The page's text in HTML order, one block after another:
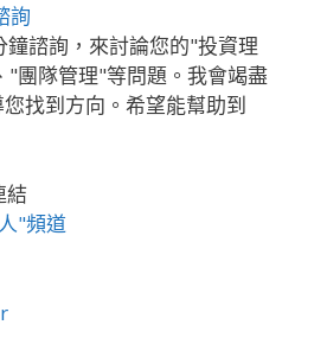
詢
諮詢，來討論您的"投資理
"團隊管理"等問題。我會竭盡
找到方向。希望能幫助到
結
"頻道